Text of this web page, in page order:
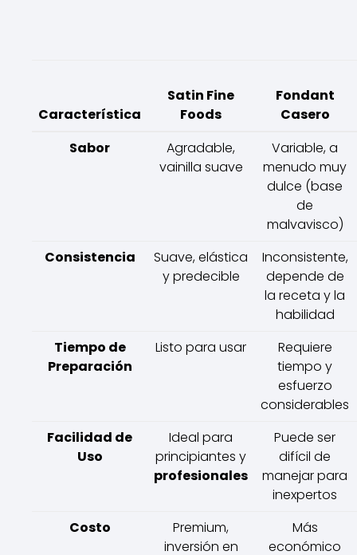
Característica
Satin Fine
Foods
Fondant
Casero
Sabor
Agradable,
vainilla suave
Variable, a
menudo muy
dulce (base
de
malvavisco)
Consistencia
Suave, elástica
y predecible
Inconsistente,
depende de
la receta y la
habilidad
Tiempo de
Preparación
Listo para usar
Requiere
tiempo y
esfuerzo
considerables
Facilidad de
Uso
Ideal para
principiantes y
profesionales
Puede ser
difícil de
manejar para
inexpertos
Costo
Premium,
inversión en
Más
económico